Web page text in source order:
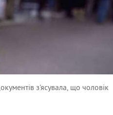
з'ясувала, що чоловік